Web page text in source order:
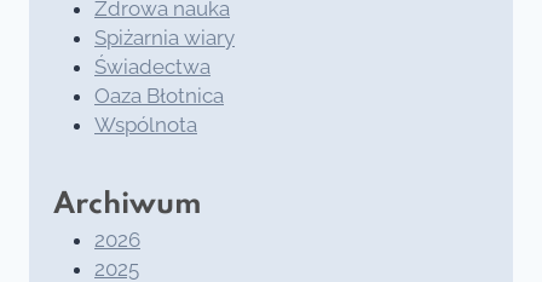
Zdrowa nauka
Spiżarnia wiary
Świadectwa
Oaza Błotnica
Wspólnota
Archiwum
2026
2025